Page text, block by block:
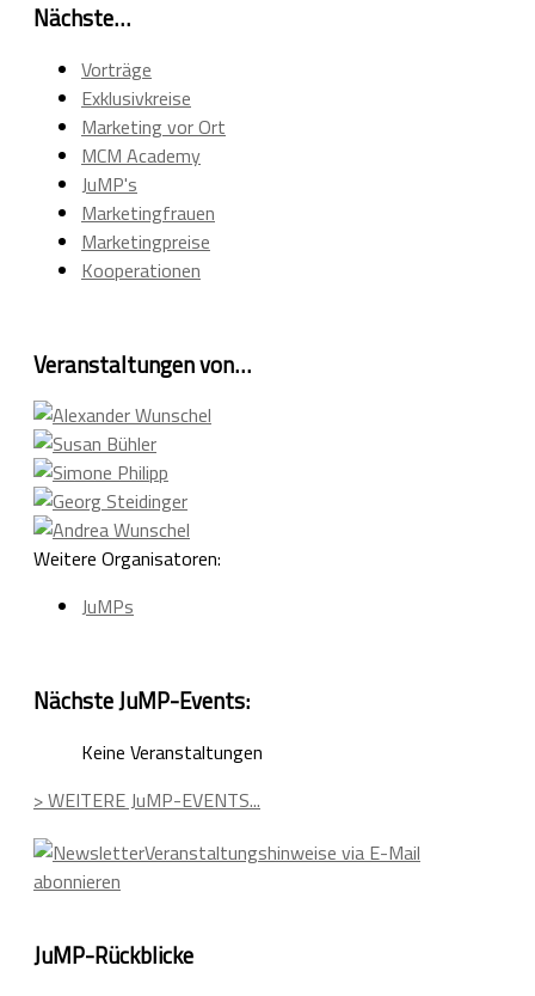
Nächste…
Vorträge
Exklusivkreise
Marketing vor Ort
MCM Academy
JuMP's
Marketingfrauen
Marketingpreise
Kooperationen
Veranstaltungen von…
Weitere Organisatoren:
JuMPs
Nächste JuMP-Events:
Keine Veranstaltungen
> WEITERE JuMP-EVENTS...
Veranstaltungshinweise via E-Mail
abonnieren
JuMP-Rückblicke